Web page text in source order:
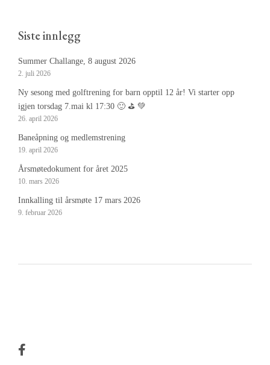
Siste innlegg
Summer Challange, 8 august 2026
2. juli 2026
Ny sesong med golftrening for barn opptil 12 år! Vi starter opp
igjen torsdag 7.mai kl 17:30 🙂 ⛳️ 💚
26. april 2026
Baneåpning og medlemstrening
19. april 2026
Årsmøtedokument for året 2025
10. mars 2026
Innkalling til årsmøte 17 mars 2026
9. februar 2026